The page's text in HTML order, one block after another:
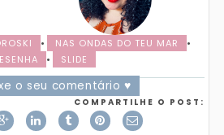
• NAS ONDAS DO TEU MAR
•
• SLIDE
o seu comentário ♥
COMPARTILHE O POST: